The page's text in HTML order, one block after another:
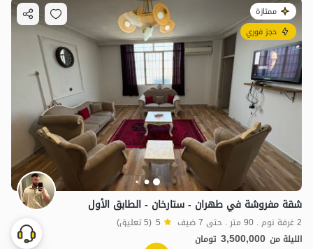
ممتازة
حجز فوري
شقة مفروشة في طهران - ستارخان - الطابق الأول
2 غرفة نوم . 90 متر . حتى 7 ضيف 5 (5 تعليق)
الليلة من 3,500,000 تومان